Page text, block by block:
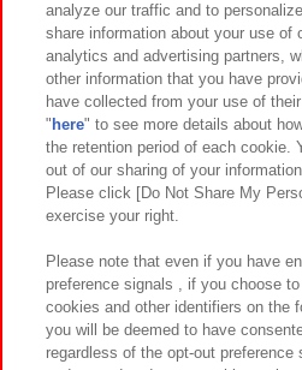
イベント・キャンペーン
関連会社 サステナビリテ
プライバシーポリシー ウェブアク
お取引先さまとともに
カスタマーハラスメント対応方針
analyze our traffic and to
share information about your use of
analytics and advertising partners,
other information that you have
have collected from your use of
" here" to see more details about
the retention period of each cookie.
out of our sharing of your
Please click [Do Not Share My
exercise your right.
Please note that even if you have
preference signals , if you choose
cookies and other identifiers on the
you will be deemed to have
regardless of the opt-out preference